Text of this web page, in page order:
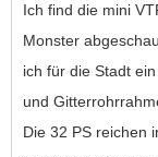
Ich find die mini
Monster
ich für die Stadt
und
Die 32 PS reichen